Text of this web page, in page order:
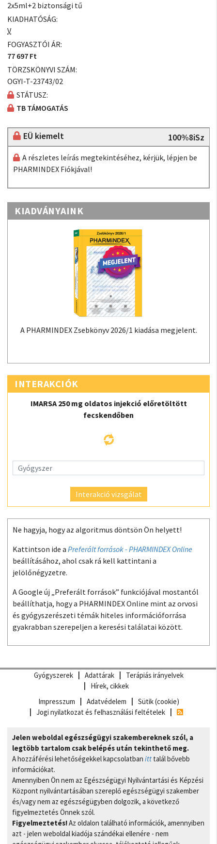
2x5ml+2 biztonsági tű
KIADHATÓSÁG:
V
FOGYASZTÓI ÁR:
77 697 Ft
TÖRZSKÖNYVI SZÁM:
OGYI-T-23743/02
STÁTUSZ:
TB TÁMOGATÁS
EÜ kiemelt 100%8iSz
A részletes leírás megtekintéséhez, kérjük, lépjen be
PHARMINDEX Fiókjával!
KIADVÁNYAINK
A PHARMINDEX Zsebkönyv 2026/1 kiadása megjelent.
INTERAKCIÓK
IMARSA 250 mg oldatos injekció előretöltött
fecskendőben
Interakció vizsgálat
Ne hagyja, hogy az algoritmus döntsön Ön helyett!
Kattintson ide a Preferált források - PHARMINDEX Online
beállításához, ahol csak rá kell kattintani a
jelölőnégyzetre.
A Google új „Preferált források” funkciójával mostantól
beállíthatja, hogy a PHARMINDEX Online mint az orvosi
és gyógyszerészeti témák hiteles információforrása
gyakrabban szerepeljen a keresési találatai között.
Gyógyszerek Adattárak
Terápiás irányelvek
Hírek, cikkek
Impresszum
Adatvédelem
Sütik (cookie)
Jogi nyilatkozat és felhasználási feltételek
Jelen weboldal egészségügyi szakembereknek szól, a
legtöbb tartalom csak belépés után tekinthető meg.
A hozzáférési lehetőségekkel kapcsolatban itt talál bővebb
információkat.
Amennyiben Ön nem az Egészségügyi Nyilvántartási és Képzési
Központ nyilvántartásában szereplő egészségügyi szakember
és/vagy nem az egészségügyben dolgozik, a következő
figyelmeztetés Önnek szól.
Figyelmeztetés!Az oldalon található információk, amennyiben
azt - jelen weboldal kiadója szándékai ellenére - nem